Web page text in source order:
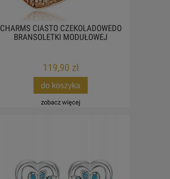
CHARMS CIASTO CZEKOLADOWEDO
BRANSOLETKI MODUŁOWEJ
119,90 zł
do koszyka
zobacz więcej